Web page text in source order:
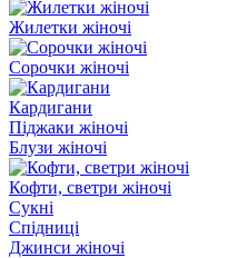
Жилетки жіночі
Сорочки жіночі
Кардигани
Піджаки жіночі
Блузи жіночі
Кофти, светри жіночі
Сукні
Спідниці
Джинси жіночі